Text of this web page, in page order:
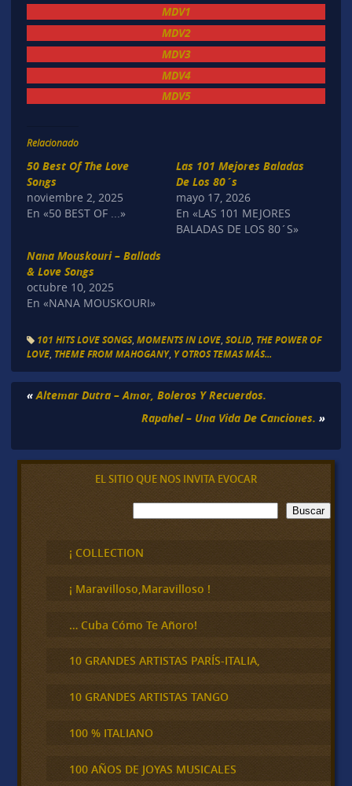
MDV1
MDV2
MDV3
MDV4
MDV5
Relacionado
50 Best Of The Love
Songs
noviembre 2, 2025
En «50 BEST OF ...»
Las 101 Mejores Baladas
De Los 80´s
mayo 17, 2026
En «LAS 101 MEJORES
BALADAS DE LOS 80´S»
Nana Mouskouri – Ballads
& Love Songs
octubre 10, 2025
En «NANA MOUSKOURI»
101 HITS LOVE SONGS, MOMENTS IN LOVE, SOLID, THE POWER OF
LOVE, THEME FROM MAHOGANY, Y OTROS TEMAS MÁS...
«Altemar Dutra – Amor, Boleros Y Recuerdos.
Rapahel – Una Vida De Canciones. »
EL SITIO QUE NOS INVITA EVOCAR
B
u
c
a
Buscar
¡ COLLECTION
¡ Maravilloso,Maravilloso !
… Cuba Cómo Te Añoro!
10 GRANDES ARTISTAS PARÍS-ITALIA,
10 GRANDES ARTISTAS TANGO
100 % ITALIANO
100 AÑOS DE JOYAS MUSICALES